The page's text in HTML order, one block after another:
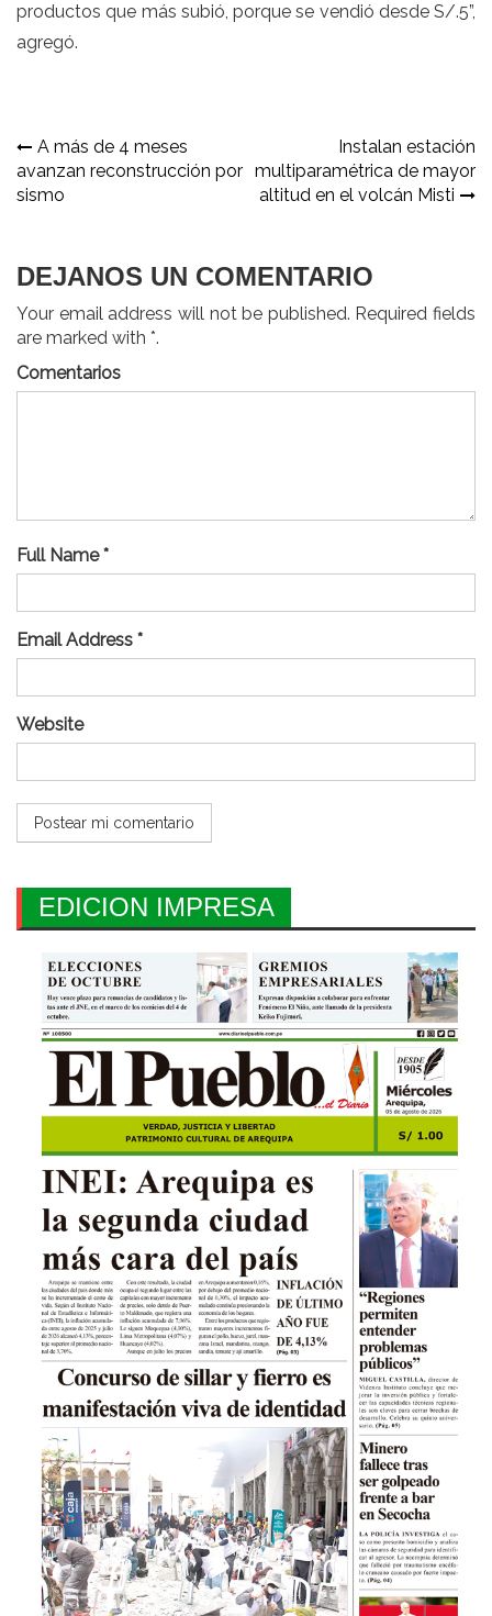
productos que más subió, porque se vendió desde S/.5”,
agregó.
Navegación
de
A más de 4 meses
avanzan reconstrucción por
sismo
Instalan estación
multiparamétrica de mayor
altitud en el volcán Misti
DEJANOS UN COMENTARIO
Your email address will not be published. Required fields
are marked with *.
Comentarios
Full Name *
Email Address *
Website
EDICION IMPRESA